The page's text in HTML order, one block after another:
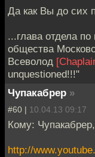
Да как Вы до сих
...глава отдела
общества
Всеволод
unquestioned!!!"
Чупакабрер »
#60 | 10.04.13 09:17
Кому: Чупакабрер,
http://